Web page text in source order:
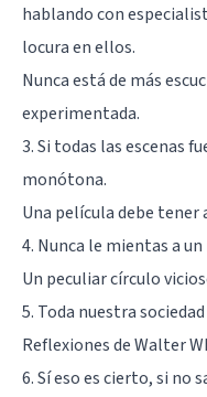
hablando con
locura en ellos.
Nunca está de más
experimentada.
3. Si todas las escenas
monótona.
Una película debe
4. Nunca le mientas a
Un peculiar círculo
5. Toda nuestra
Reflexiones de Walter
6. Sí eso es cierto, si no